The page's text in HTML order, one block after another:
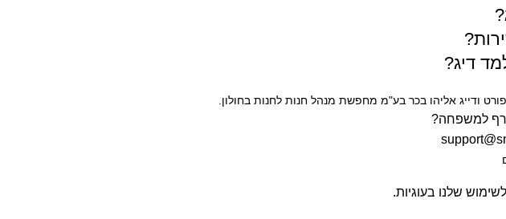
דיג?
ודייג אליהו בכר בע"מ מחפשת מנהל חנות לחנות בחולון.
למשפחה?
שלנו בעוגיות.